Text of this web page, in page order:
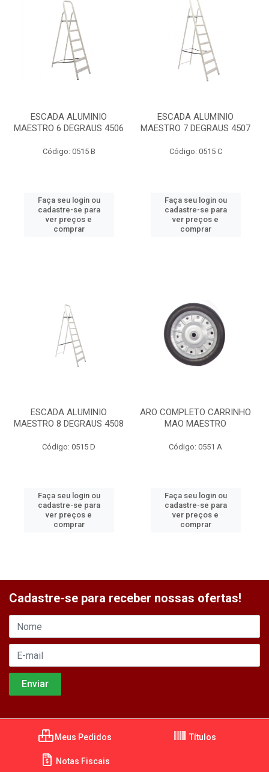
ESCADA ALUMINIO
MAESTRO 6 DEGRAUS 4506
Código: 0515 B
Faça seu login ou
cadastre-se para
ver preços e
comprar
ESCADA ALUMINIO
MAESTRO 7 DEGRAUS 4507
Código: 0515 C
Faça seu login ou
cadastre-se para
ver preços e
comprar
ESCADA ALUMINIO
MAESTRO 8 DEGRAUS 4508
Código: 0515 D
Faça seu login ou
cadastre-se para
ver preços e
comprar
ARO COMPLETO CARRINHO
MAO MAESTRO
Código: 0551 A
Faça seu login ou
cadastre-se para
ver preços e
comprar
Cadastre-se para receber nossas ofertas!
Meus Pedidos Títulos
Notas Fiscais